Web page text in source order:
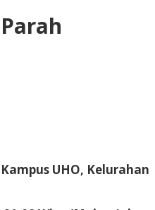
UHO, Kelurahan